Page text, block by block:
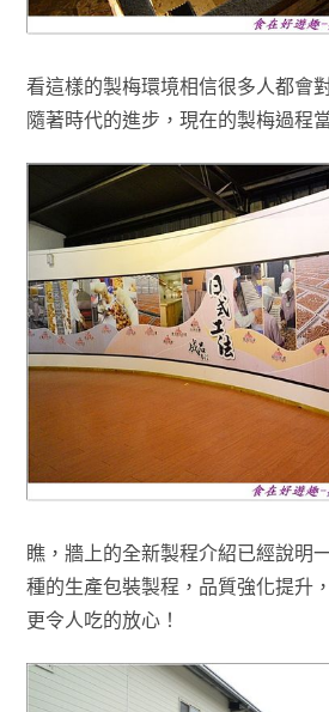
看這樣的製梅環境相信很多人都會
隨著時代的進步 ，現在的製梅過程
瞧， 牆上的全新製程介紹已經說明
種的生產包裝製程 ， 品質強化提升
更令人吃的放心！